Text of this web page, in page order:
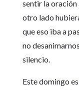
sentir la oración
otro lado
que eso iba a
no
silencio.
Este domingo